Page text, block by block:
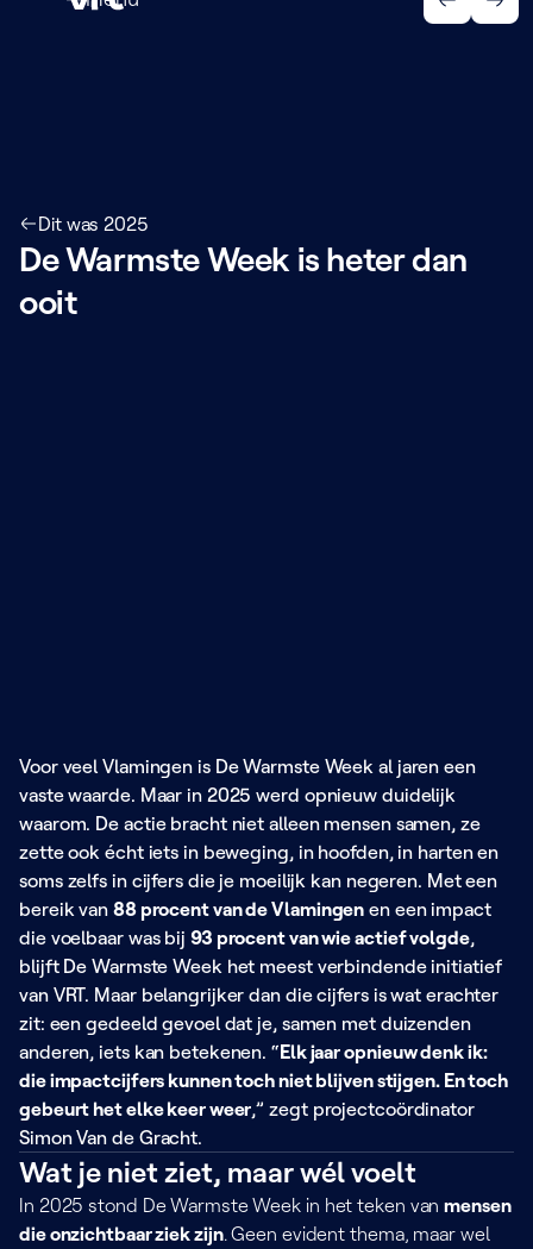
Dit was 2025
De Warmste Week is heter dan
ooit
Voor veel Vlamingen is De Warmste Week al jaren een
vaste waarde. Maar in 2025 werd opnieuw duidelijk
waarom. De actie bracht niet alleen mensen samen, ze
zette ook écht iets in beweging, in hoofden, in harten en
soms zelfs in cijfers die je moeilijk kan negeren. Met een
bereik van 88 procent van de Vlamingen en een impact
die voelbaar was bij 93 procent van wie actief volgde,
blijft De Warmste Week het meest verbindende initiatief
van VRT. Maar belangrijker dan die cijfers is wat erachter
zit: een gedeeld gevoel dat je, samen met duizenden
anderen, iets kan betekenen. “Elk jaar opnieuw denk ik:
die impactcijfers kunnen toch niet blijven stijgen. En toch
gebeurt het elke keer weer,” zegt projectcoördinator
Simon Van de Gracht.
Wat je niet ziet, maar wél voelt
In 2025 stond De Warmste Week in het teken vanmensen
die onzichtbaar ziek zijn. Geen evident thema, maar wel